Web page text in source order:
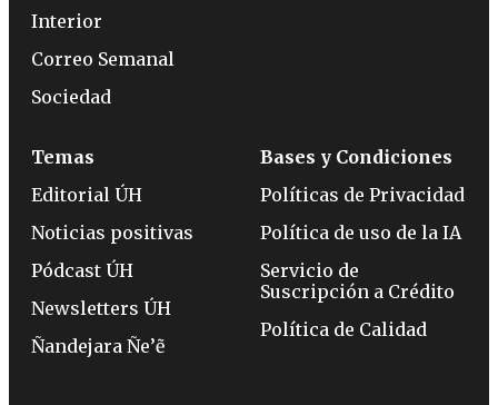
Interior
Correo Semanal
Sociedad
Temas
Editorial ÚH
Noticias positivas
Pódcast ÚH
Newsletters ÚH
Ñandejara Ñe’ẽ
Bases y Condiciones
Políticas de Privacidad
Política de uso de la IA
Servicio de
Suscripción a Crédito
Política de Calidad